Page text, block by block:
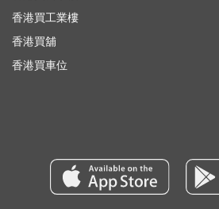
香港買工業樓
香港買舖
香港買車位